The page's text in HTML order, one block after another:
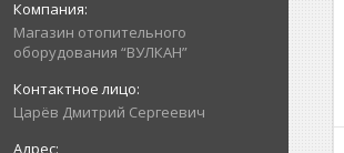
Магазин отопительного
оборудования “ВУЛКАН”
Царёв Дмитрий Сергеевич